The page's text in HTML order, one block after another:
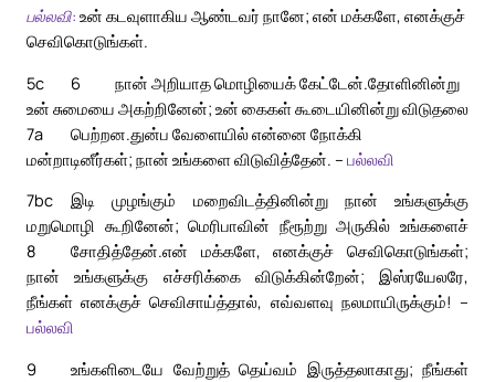
பல்லவி: உன் கடவுளாகிய ஆண்டவர் நானே; என் மக்களே, எனக்குச்
செவிகொடுங்கள்.
5c
நான் அறியாத மொழியைக் கேட்டேன்.
6
தோளினின்று
உன் சுமையை அகற்றினேன்; உன் கைகள் கூடையினின்று விடுதலை
பெற்றன.
7a
துன்ப வேளையில் என்னை நோக்கி
மன்றாடினீர்கள்; நான் உங்களை விடுவித்தேன். – பல்லவி
7bc
இடி முழங்கும் மறைவிடத்தினின்று நான் உங்களுக்கு
மறுமொழி கூறினேன்; மெரிபாவின் நீரூற்று அருகில் உங்களைச்
சோதித்தேன்.
8
என் மக்களே, எனக்குச் செவிகொடுங்கள்;
நான் உங்களுக்கு எச்சரிக்கை விடுக்கின்றேன்; இஸ்ரயேலரே,
நீங்கள் எனக்குச் செவிசாய்த்தால், எவ்வளவு நலமாயிருக்கும்! –
பல்லவி
9
உங்களிடையே வேற்றுத் தெய்வம் இருத்தலாகாது; நீங்கள்